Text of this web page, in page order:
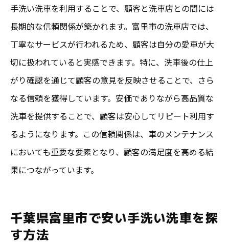
手洗い洗車を利用することで、顧客と洗車店との間には
長期的な信頼関係が築かれます。富里市の洗車店では、
丁寧なサービスが行われるため、顧客は自分の愛車が大
切に扱われていると実感できます。特に、洗車後の仕上
がり確認を通じて顧客の意見を反映させることで、さら
なる信頼を獲得しています。安価でありながら高品質な
洗車を提供することで、顧客は安心してリピート利用す
るようになります。この信頼関係は、車のメンテナンス
においても重要な要素となり、顧客の満足度を高める結
果につながっています。
千葉県富里市で安い手洗い洗車を探
す方法